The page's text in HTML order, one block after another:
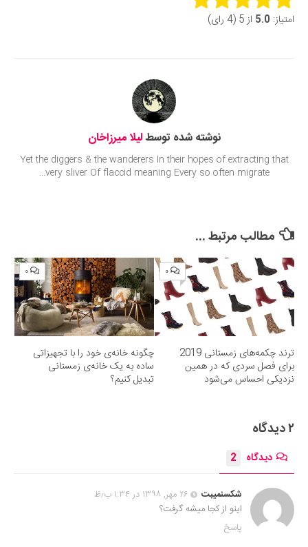
امتیاز: 5.0 از 5 (4 رای)
نوشته شده توسطلیلا میرزاخان
Yet the diggers & the wanderers In their hopes of extracting that
very sliver Of flaccid meaning Every so often migrate...
مطالب مرتبط ...
۰
ترند چکمه‌های زمستانی 2019
برای فصل سردی که در همین
نزدیکی احساس می‌شود
۰
چگونه خانه‌ی خود را با تجهیزاتی
ساده به یک خانه‌ی زمستانی
تبدیل کنیم؟
۲ دیدگاه
دیدگاه 2
شکسنمیبت
۲۶ مهر, ۱۳۹۸ در ۱:۳۴ ب٫ظ
اینو از کجا میشه گرفت؟
پاسخ